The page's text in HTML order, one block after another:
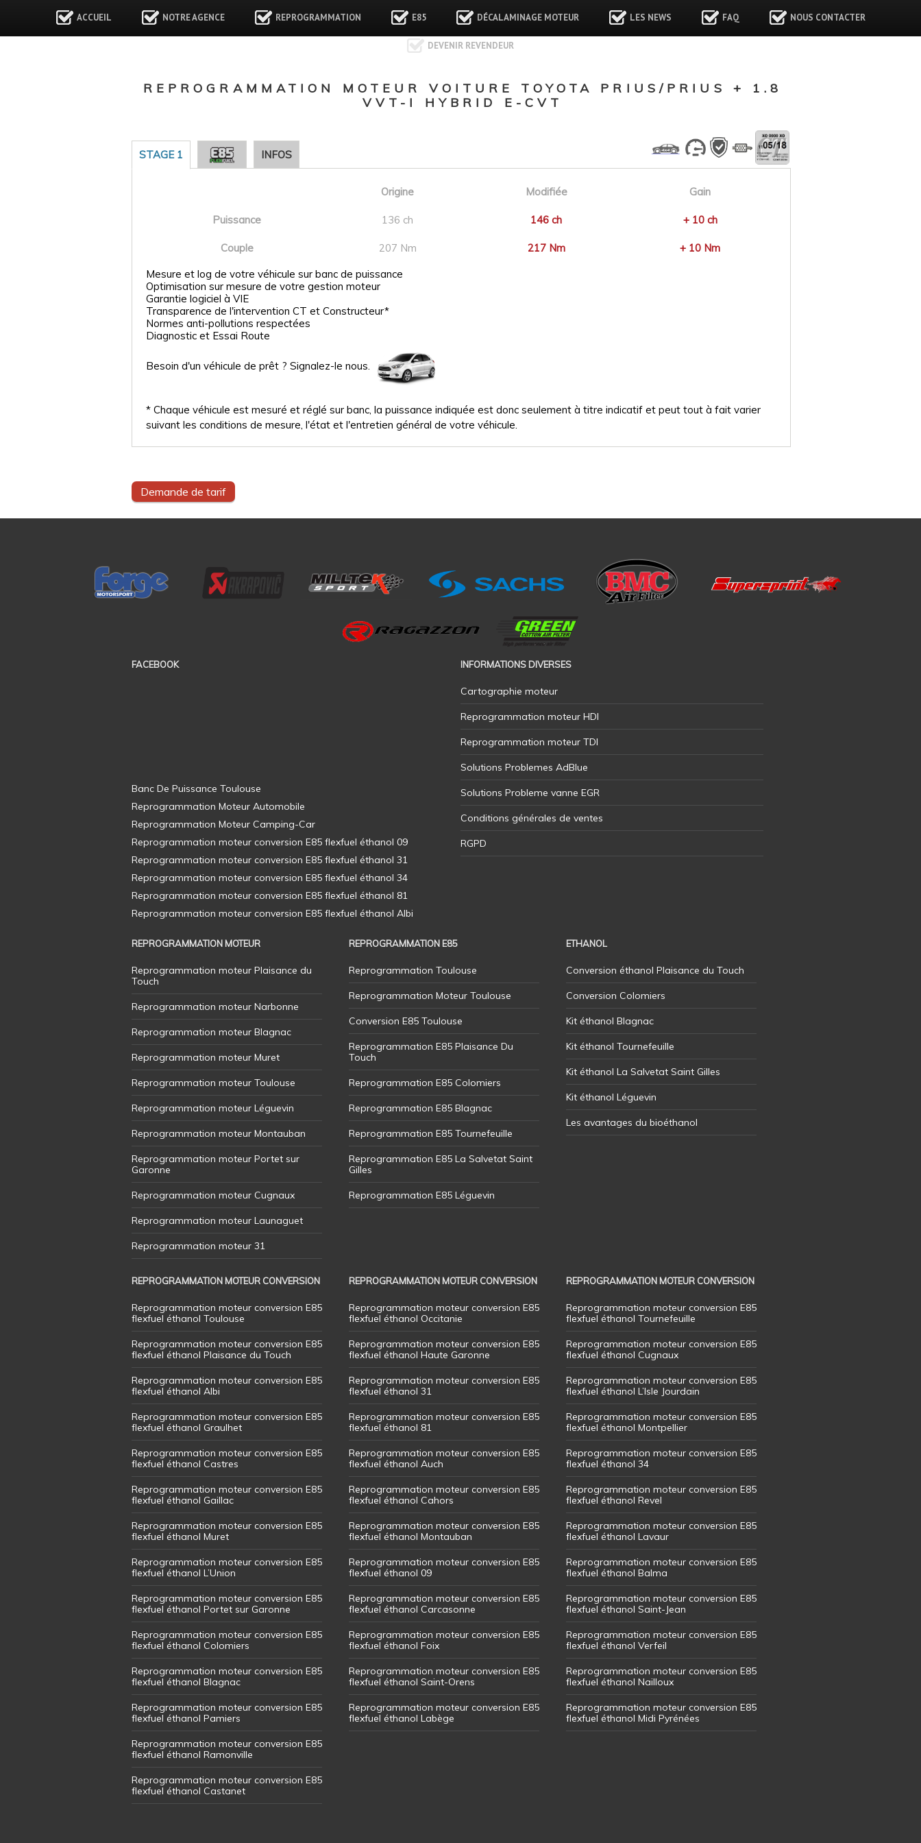
ACCUEIL NOTRE AGENCE REPROGRAMMATION E85 DÉCALAMINAGE MOTEUR LES NEWS FAQ NOUS CONTACTER
DEVENIR REVENDEUR
REPROGRAMMATION MOTEUR VOITURE TOYOTA PRIUS/PRIUS + 1.8
VVT-I HYBRID E-CVT
STAGE 1 INFOS
Origine Modifiée Gain
Puissance 136 ch 146 ch + 10 ch
Couple 207 Nm 217 Nm
+ 10 Nm
Mesure et log de votre véhicule sur banc de puissance
Optimisation sur mesure de votre gestion moteur
Garantie logiciel à VIE
Transparence de l'intervention CT et Constructeur*
Normes anti-pollutions respectées
Diagnostic et Essai Route
Besoin d'un véhicule de prêt ? Signalez-le nous.
* Chaque véhicule est mesuré et réglé sur banc, la puissance indiquée est donc seulement à titre indicatif et peut tout à fait varier
suivant les conditions de mesure, l'état et l'entretien général de votre véhicule.
Demande de tarif
FACEBOOK INFORMATIONS DIVERSES
Cartographie moteur
Reprogrammation moteur HDI
Reprogrammation moteur TDI
Solutions Problemes AdBlue
Solutions Probleme vanne EGR
Conditions générales de ventes
RGPD
REPROGRAMMATION MOTEUR
Reprogrammation moteur Plaisance du
Touch
Reprogrammation moteur Narbonne
Reprogrammation moteur Blagnac
Reprogrammation moteur Muret
Reprogrammation moteur Toulouse
Reprogrammation moteur Léguevin
Reprogrammation moteur Montauban
Reprogrammation moteur Portet sur
Garonne
Reprogrammation moteur Cugnaux
Reprogrammation moteur Launaguet
Reprogrammation moteur 31
REPROGRAMMATION E85
Reprogrammation Toulouse
Reprogrammation Moteur Toulouse
Conversion E85 Toulouse
Reprogrammation E85 Plaisance Du
Touch
Reprogrammation E85 Colomiers
Reprogrammation E85 Blagnac
Reprogrammation E85 Tournefeuille
Reprogrammation E85 La Salvetat Saint
Gilles
Reprogrammation E85 Léguevin
ETHANOL
Conversion éthanol Plaisance du Touch
Conversion Colomiers
Kit éthanol Blagnac
Kit éthanol Tournefeuille
Kit éthanol La Salvetat Saint Gilles
Kit éthanol Léguevin
Les avantages du bioéthanol
REPROGRAMMATION MOTEUR CONVERSION
Reprogrammation moteur conversion E85
flexfuel éthanol Toulouse
Reprogrammation moteur conversion E85
flexfuel éthanol Plaisance du Touch
Reprogrammation moteur conversion E85
flexfuel éthanol Albi
Reprogrammation moteur conversion E85
flexfuel éthanol Graulhet
Reprogrammation moteur conversion E85
flexfuel éthanol Castres
Reprogrammation moteur conversion E85
flexfuel éthanol Gaillac
Reprogrammation moteur conversion E85
flexfuel éthanol Muret
Reprogrammation moteur conversion E85
flexfuel éthanol L’Union
Reprogrammation moteur conversion E85
flexfuel éthanol Portet sur Garonne
Reprogrammation moteur conversion E85
flexfuel éthanol Colomiers
Reprogrammation moteur conversion E85
flexfuel éthanol Blagnac
Reprogrammation moteur conversion E85
flexfuel éthanol Pamiers
Reprogrammation moteur conversion E85
flexfuel éthanol Ramonville
Reprogrammation moteur conversion E85
flexfuel éthanol Castanet
REPROGRAMMATION MOTEUR CONVERSION
Reprogrammation moteur conversion E85
flexfuel éthanol Occitanie
Reprogrammation moteur conversion E85
flexfuel éthanol Haute Garonne
Reprogrammation moteur conversion E85
flexfuel éthanol 31
Reprogrammation moteur conversion E85
flexfuel éthanol 81
Reprogrammation moteur conversion E85
flexfuel éthanol Auch
Reprogrammation moteur conversion E85
flexfuel éthanol Cahors
Reprogrammation moteur conversion E85
flexfuel éthanol Montauban
Reprogrammation moteur conversion E85
flexfuel éthanol 09
Reprogrammation moteur conversion E85
flexfuel éthanol Carcasonne
Reprogrammation moteur conversion E85
flexfuel éthanol Foix
Reprogrammation moteur conversion E85
flexfuel éthanol Saint-Orens
Reprogrammation moteur conversion E85
flexfuel éthanol Labège
REPROGRAMMATION MOTEUR CONVERSION
Reprogrammation moteur conversion E85
flexfuel éthanol Tournefeuille
Reprogrammation moteur conversion E85
flexfuel éthanol Cugnaux
Reprogrammation moteur conversion E85
flexfuel éthanol L’Isle Jourdain
Reprogrammation moteur conversion E85
flexfuel éthanol Montpellier
Reprogrammation moteur conversion E85
flexfuel éthanol 34
Reprogrammation moteur conversion E85
flexfuel éthanol Revel
Reprogrammation moteur conversion E85
flexfuel éthanol Lavaur
Reprogrammation moteur conversion E85
flexfuel éthanol Balma
Reprogrammation moteur conversion E85
flexfuel éthanol Saint-Jean
Reprogrammation moteur conversion E85
flexfuel éthanol Verfeil
Reprogrammation moteur conversion E85
flexfuel éthanol Nailloux
Reprogrammation moteur conversion E85
flexfuel éthanol Midi Pyrénées
Banc De Puissance Toulouse
Reprogrammation Moteur Automobile
Reprogrammation Moteur Camping-Car
Reprogrammation moteur conversion E85 flexfuel éthanol 09
Reprogrammation moteur conversion E85 flexfuel éthanol 31
Reprogrammation moteur conversion E85 flexfuel éthanol 34
Reprogrammation moteur conversion E85 flexfuel éthanol 81
Reprogrammation moteur conversion E85 flexfuel éthanol Albi